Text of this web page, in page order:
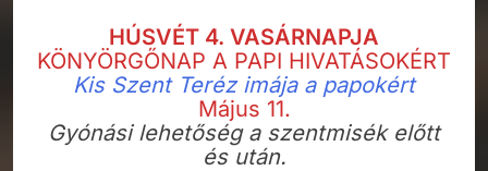
HÚSVÉT 4. VASÁRNAPJA
KÖNYÖRGŐNAP A PAPI HIVATÁSOKÉRT
Kis Szent Teréz imája a papokért
Május 11.
Gyónási lehetőség a szentmisék előtt
és után.